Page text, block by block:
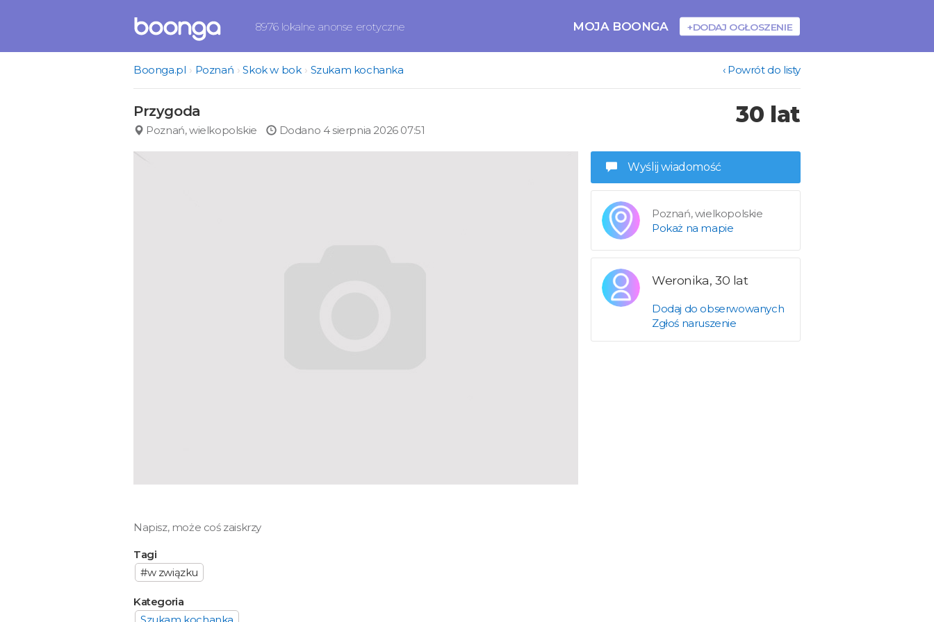
8976 lokalne anonse erotyczne MOJA BOONGA +DODAJ OGŁOSZENIE
Boonga.pl Poznań Skok w bok Szukam kochanka ‹ Powrót do listy
Przygoda
Poznań, wielkopolskie Dodano 4 sierpnia 2026 07:51
30 lat
Napisz, może coś zaiskrzy
Tagi
#w związku
Kategoria
Wyślij wiadomość
Poznań, wielkopolskie
Pokaż na mapie
Weronika, 30 lat
Dodaj do obserwowanych
Zgłoś naruszenie